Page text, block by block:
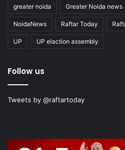
greater noida Greater Noida news
NoidaNews Raftar Today
UP UP elaction assembly
Follow us
Tweets by @raftartoday